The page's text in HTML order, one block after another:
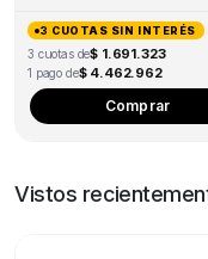
3 CUOTAS SIN INTERÉS
3 cuotas de$ 1.691.323
1 pago de$ 4.462.962
Comprar
Vistos